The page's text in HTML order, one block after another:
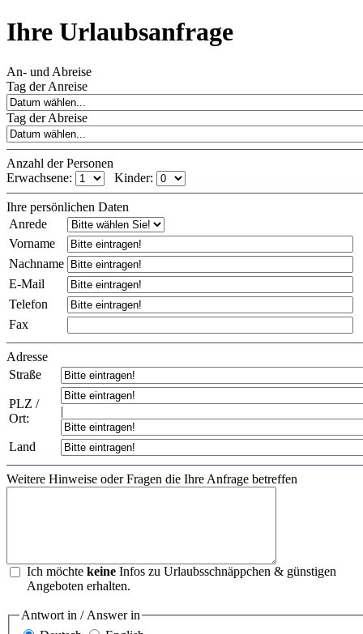
Ihre Urlaubsanfrage
An- und Abreise
Tag der Anreise
Tag der Abreise
Anzahl der Personen
Erwachsene:
Kinder:
Ihre persönlichen Daten
Anrede
Vorname
Nachname
E-Mail
Telefon
Fax
Adresse
Straße
PLZ /
Ort:
|
Land
Weitere Hinweise oder Fragen die Ihre Anfrage betreffen
Ich möchte keine Infos zu Urlaubsschnäppchen & günstigen
Angeboten erhalten.
Antwort in / Answer in